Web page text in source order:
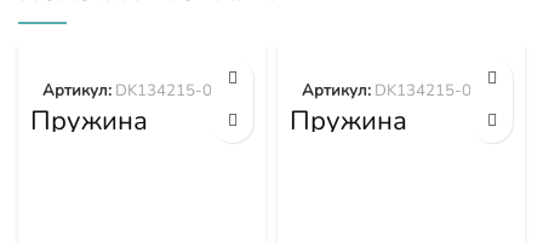
Пружина
DK134215-0400
Артикул: DK134215-0400
Пружина
DK134215-0700
Артикул: DK134215-0700